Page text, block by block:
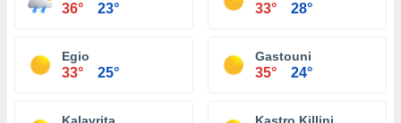
36° 23° 33° 28°
Egio
33° 25°
Gastouni
35° 24°